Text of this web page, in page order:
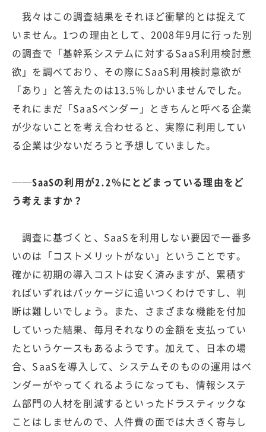
我々はこの調査結果をそれほど衝撃的とは捉えて
いません。1つの理由として、2008年9月に行った別
の調査で「基幹系システムに対するSaaS利用検討意
欲」を調べており、その際にSaaS利用検討意欲が
「あり」と答えたのは13.5％しかいませんでした。
それにまだ「SaaSベンダー」ときちんと呼べる企業
が少ないことを考え合わせると、実際に利用してい
る企業は少ないだろうと予想していました。
──SaaSの利用が2.2％にとどまっている理由をど
う考えますか？
調査に基づくと、SaaSを利用しない要因で一番多
いのは「コストメリットがない」ということです。
確かに初期の導入コストは安く済みますが、累積す
ればいずれはパッケージに追いつくわけですし、判
断は難しいでしょう。また、さまざまな機能を付加
していった結果、毎月それなりの金額を支払ってい
たというケースもあるようです。加えて、日本の場
合、SaaSを導入して、システムそのものの運用はベ
ンダーがやってくれるようになっても、情報システ
ム部門の人材を削減するといったドラスティックな
ことはしませんので、人件費の面では大きく寄与し